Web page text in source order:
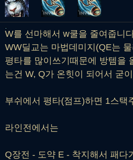
W를 선마해서 w쿨을 줄여줍니
WW딜교는 마법데미지(QE는
평타를 많이쓰기때문에 방템을
는건 W, Q가 온힛이 되어서 굳
부쉬에서 평타(점프)하면 1스택
라인전에서는
Q장전 - 도약 E - 착지해서 패다